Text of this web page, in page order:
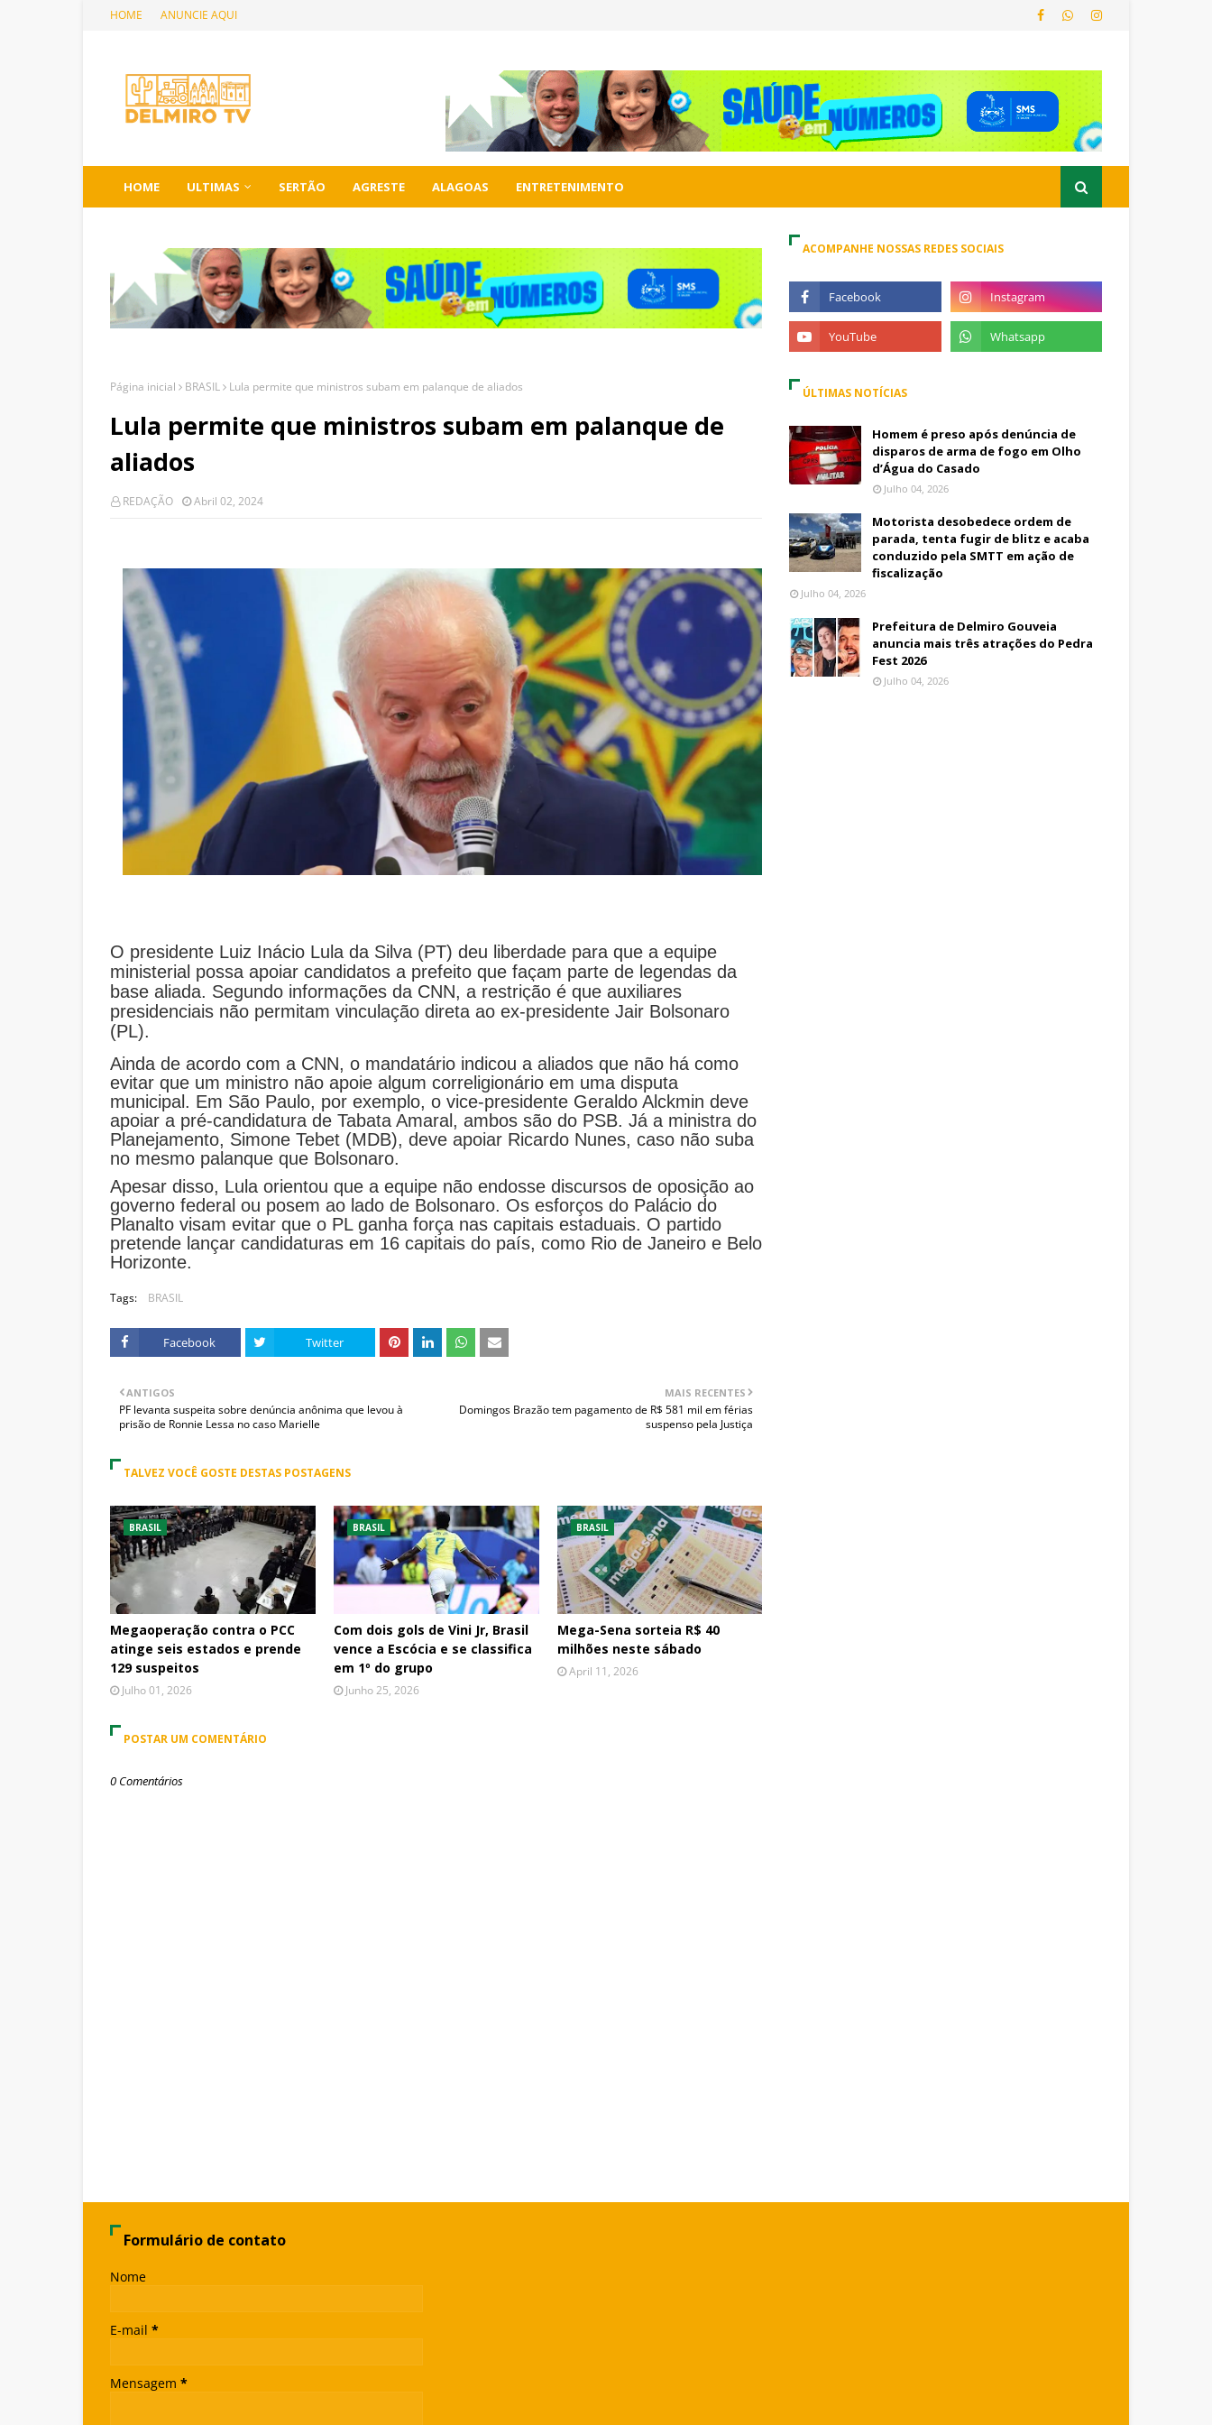
HOME ANUNCIE AQUI
HOME ULTIMAS SERTÃO AGRESTE ALAGOAS ENTRETENIMENTO
Página inicial BRASIL Lula permite que ministros subam em palanque de aliados
Lula permite que ministros subam em palanque de
aliados
REDAÇÃO Abril 02, 2024
O presidente Luiz Inácio Lula da Silva (PT) deu liberdade para que a equipe
ministerial possa apoiar candidatos a prefeito que façam parte de legendas da
base aliada. Segundo informações da CNN, a restrição é que auxiliares
presidenciais não permitam vinculação direta ao ex-presidente Jair Bolsonaro
(PL).
Ainda de acordo com a CNN, o mandatário indicou a aliados que não há como
evitar que um ministro não apoie algum correligionário em uma disputa
municipal. Em São Paulo, por exemplo, o vice-presidente Geraldo Alckmin deve
apoiar a pré-candidatura de Tabata Amaral, ambos são do PSB. Já a ministra do
Planejamento, Simone Tebet (MDB), deve apoiar Ricardo Nunes, caso não suba
no mesmo palanque que Bolsonaro.
Apesar disso, Lula orientou que a equipe não endosse discursos de oposição ao
governo federal ou posem ao lado de Bolsonaro. Os esforços do Palácio do
Planalto visam evitar que o PL ganha força nas capitais estaduais. O partido
pretende lançar candidaturas em 16 capitais do país, como Rio de Janeiro e Belo
Horizonte.
Tags: BRASIL
Facebook Twitter
MAIS RECENTES
Domingos Brazão tem pagamento de R$ 581 mil em férias
suspenso pela Justiça
ANTIGOS
PF levanta suspeita sobre denúncia anônima que levou à
prisão de Ronnie Lessa no caso Marielle
TALVEZ VOCÊ GOSTE DESTAS POSTAGENS
BRASIL
Megaoperação contra o PCC
atinge seis estados e prende
129 suspeitos
Julho 01, 2026
BRASIL
Com dois gols de Vini Jr, Brasil
vence a Escócia e se classifica
em 1º do grupo
Junho 25, 2026
BRASIL
Mega-Sena sorteia R$ 40
milhões neste sábado
April 11, 2026
POSTAR UM COMENTÁRIO
0 Comentários
ACOMPANHE NOSSAS REDES SOCIAIS
ÚLTIMAS NOTÍCIAS
Homem é preso após denúncia de
disparos de arma de fogo em Olho
d’Água do Casado
Julho 04, 2026
Motorista desobedece ordem de
parada, tenta fugir de blitz e acaba
conduzido pela SMTT em ação de
fiscalização
Julho 04, 2026
Prefeitura de Delmiro Gouveia
anuncia mais três atrações do Pedra
Fest 2026
Julho 04, 2026
Formulário de contato
Nome
E-mail *
Mensagem *